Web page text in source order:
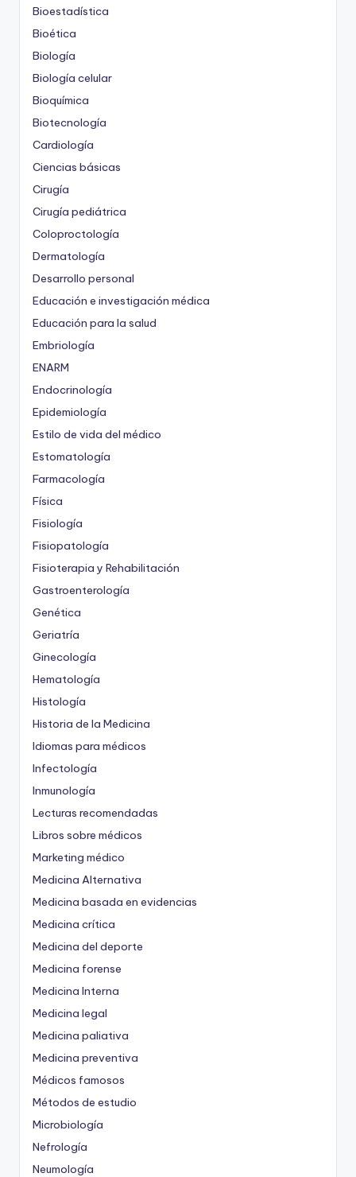
Bioestadística
Bioética
Biología
Biología celular
Bioquímica
Biotecnología
Cardiología
Ciencias básicas
Cirugía
Cirugía pediátrica
Coloproctología
Dermatología
Desarrollo personal
Educación e investigación médica
Educación para la salud
Embriología
ENARM
Endocrinología
Epidemiología
Estilo de vida del médico
Estomatología
Farmacología
Física
Fisiología
Fisiopatología
Fisioterapia y Rehabilitación
Gastroenterología
Genética
Geriatría
Ginecología
Hematología
Histología
Historia de la Medicina
Idiomas para médicos
Infectología
Inmunología
Lecturas recomendadas
Libros sobre médicos
Marketing médico
Medicina Alternativa
Medicina basada en evidencias
Medicina crítica
Medicina del deporte
Medicina forense
Medicina Interna
Medicina legal
Medicina paliativa
Medicina preventiva
Médicos famosos
Métodos de estudio
Microbiología
Nefrología
Neumología